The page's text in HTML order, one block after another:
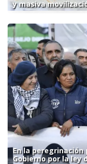
y masiva
En la peregrinación
Gobierno por la ley